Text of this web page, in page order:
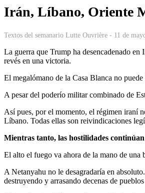
Irán, Líbano, Oriente
Textos del semanario Lutte Ouvrière - 11 de
La guerra que Trump ha desencadenado
revés en una victoria.
El megalómano de la Casa Blanca no
A pesar del poderío militar combinado de
Así pues, por el momento, el régimen iraní
Líbano. Todas ellas son reivindicaciones
Mientras tanto, las hostilidades continúan
El alto el fuego va ahora de la mano de una
A Netanyahu no le desagradaría en
destruyendo y arrasando decenas de